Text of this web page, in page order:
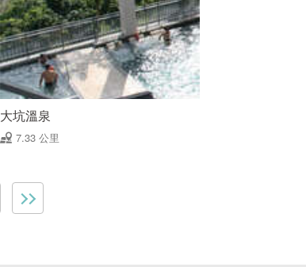
大坑溫泉
7.33 公里